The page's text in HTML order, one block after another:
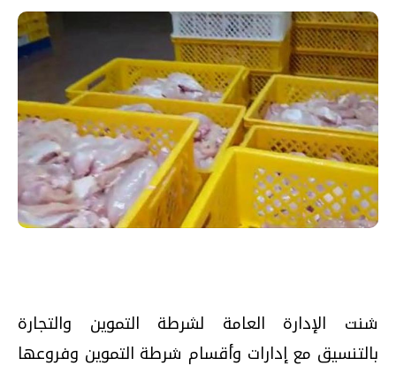
شنت الإدارة العامة لشرطة التموين والتجارة
بالتنسيق مع إدارات وأقسام شرطة التموين وفروعها